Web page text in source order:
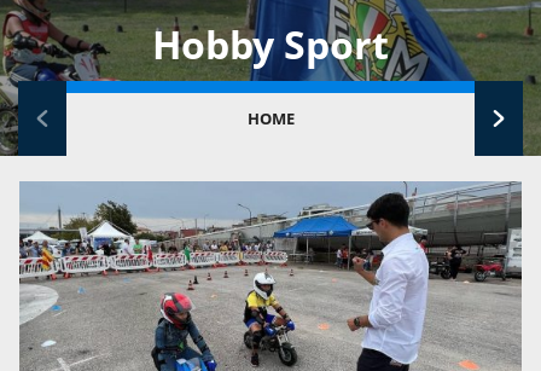
Hobby Sport
HOME